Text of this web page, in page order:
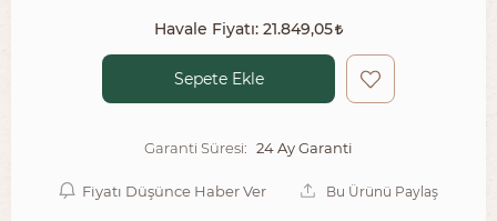
Havale Fiyatı: 21.849,05
Sepete Ekle
Garanti Süresi: 24 Ay Garanti
Fiyatı Düşünce Haber Ver Bu Ürünü Paylaş